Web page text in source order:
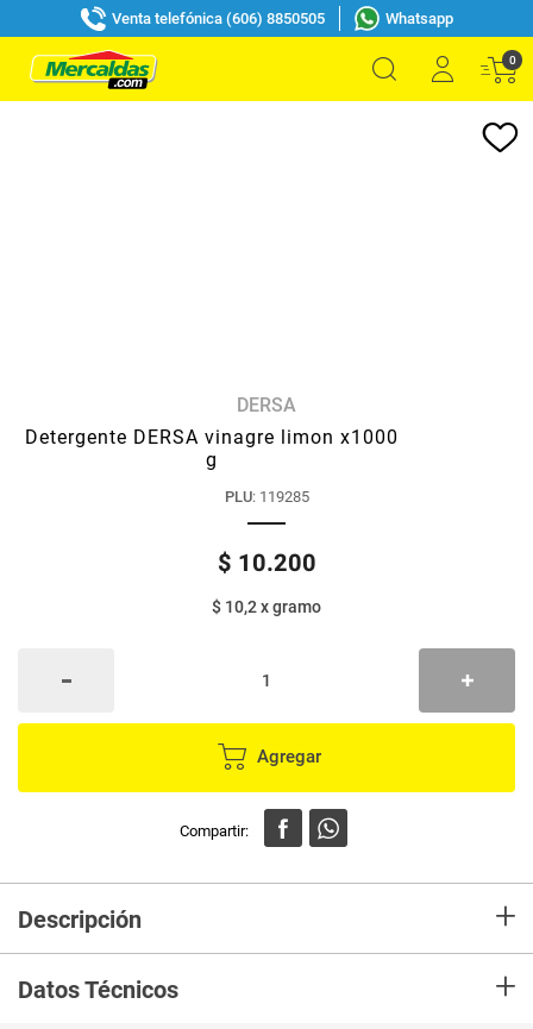
Venta telefónica (606) 8850505 Whatsapp
0
DERSA
Detergente DERSA vinagre limon x1000
g
PLU: 119285
$ 10.200
$ 10,2xgramo
Agregar
Descripción +
prendas de manera permanente, previene la aparición de las motas, los
colores mas vivos y los blancos mas bancos
Datos Técnicos +